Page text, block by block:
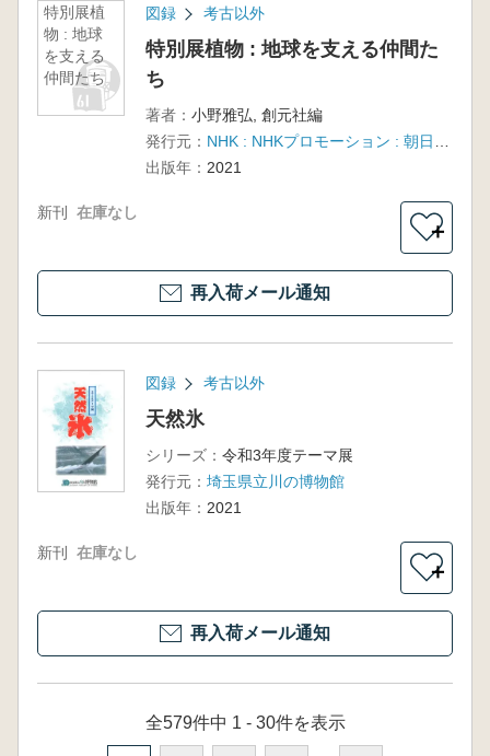
特別展植
物 : 地球
を支える
仲間たち
図録 考古以外
特別展植物 : 地球を支える仲間た
ち
著者： 小野雅弘, 創元社編
発行元：
出版年： 2021
新刊 在庫なし
＋
再入荷メール通知
図録 考古以外
天然氷
シリーズ： 令和3年度テーマ展
発行元： 埼玉県立川の博物館
出版年： 2021
新刊 在庫なし
＋
再入荷メール通知
全579件中 1 - 30件を表示